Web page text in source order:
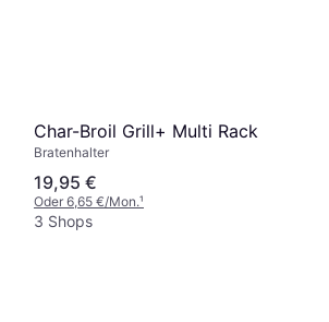
Char-Broil Grill+ Multi Rack
Bratenhalter
19,95 €
Oder 6,65 €/Mon.¹
3 Shops